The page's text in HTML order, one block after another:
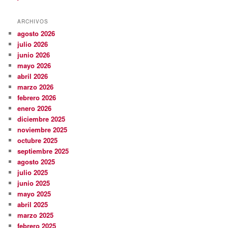
ARCHIVOS
agosto 2026
julio 2026
junio 2026
mayo 2026
abril 2026
marzo 2026
febrero 2026
enero 2026
diciembre 2025
noviembre 2025
octubre 2025
septiembre 2025
agosto 2025
julio 2025
junio 2025
mayo 2025
abril 2025
marzo 2025
febrero 2025